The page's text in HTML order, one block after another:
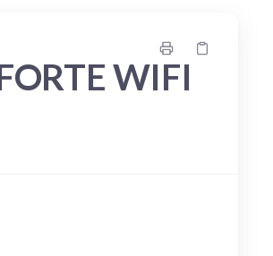
WIFI